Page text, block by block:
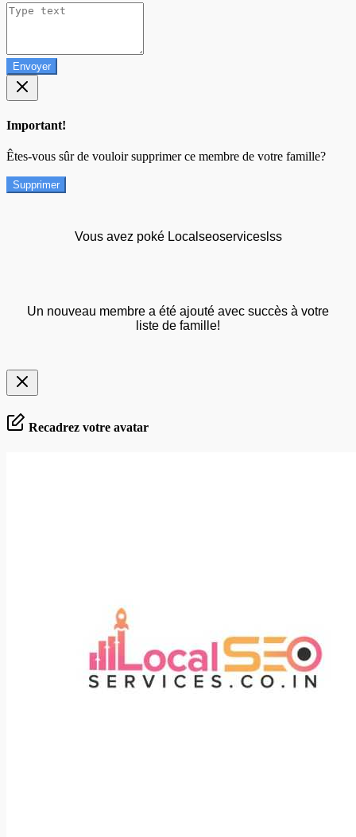
Envoyer
Important!
Êtes-vous sûr de vouloir supprimer ce membre de votre famille?
Supprimer
Vous avez poké Localseoserviceslss
Un nouveau membre a été ajouté avec succès à votre
liste de famille!
Recadrez votre avatar